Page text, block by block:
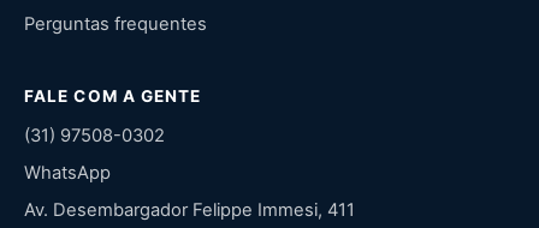
Perguntas frequentes
FALE COM A GENTE
(31) 97508-0302
WhatsApp
Av. Desembargador Felippe Immesi, 411